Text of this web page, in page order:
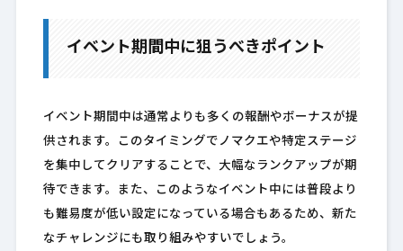
イベント期間中に狙うべきポイント
イベント期間中は通常よりも多くの報酬やボーナスが提
供されます。このタイミングでノマクエや特定ステージ
を集中してクリアすることで、大幅なランクアップが期
待できます。また、このようなイベント中には普段より
も難易度が低い設定になっている場合もあるため、新た
なチャレンジにも取り組みやすいでしょう。